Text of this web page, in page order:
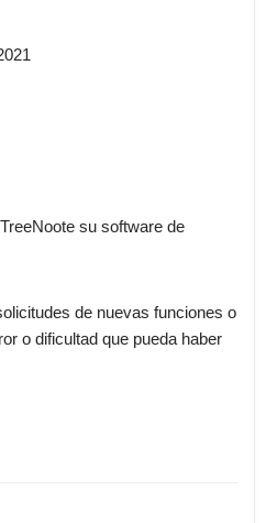
su software de
de nuevas funciones o
o dificultad que pueda haber